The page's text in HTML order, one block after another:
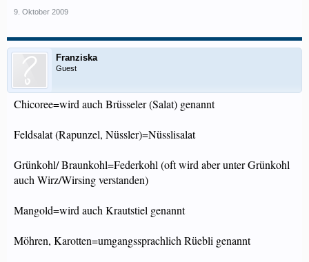
9. Oktober 2009
Franziska
Guest
Chicoree=wird auch Brüsseler (Salat) genannt
Feldsalat (Rapunzel, Nüssler)=Nüsslisalat
Grünkohl/ Braunkohl=Federkohl (oft wird aber unter Grünkohl
auch Wirz/Wirsing verstanden)
Mangold=wird auch Krautstiel genannt
Möhren, Karotten=umgangssprachlich Rüebli genannt